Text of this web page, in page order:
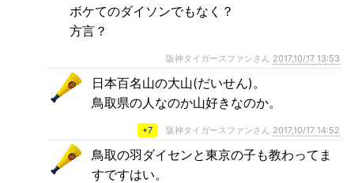
ボケてのダイソンでもなく？
方言？
阪神タイガースファンさん 2017,10/17 13:53
日本百名山の大山(だいせん)。
鳥取県の人なのか山好きなのか。
+7 阪神タイガースファンさん 2017,10/17 14:52
鳥取の羽ダイセンと東京の子も教わってま
すですはい。